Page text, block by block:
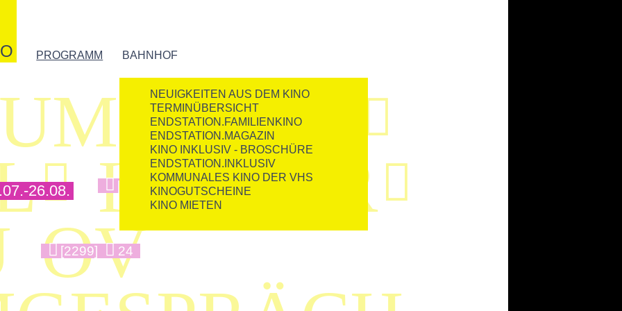
PROGRAMM BAHNHOF
NEUIGKEITEN AUS DEM KINO
TERMINÜBERSICHT
ENDSTATION.FAMILIENKINO
ENDSTATION.MAGAZIN
KINO INKLUSIV - BROSCHÜRE
ENDSTATION.INKLUSIV
KOMMUNALES KINO DER VHS
KINOGUTSCHEINE
KINO MIETEN
26.08.

 KINDER
[1816] 5
OV
[2299] 24